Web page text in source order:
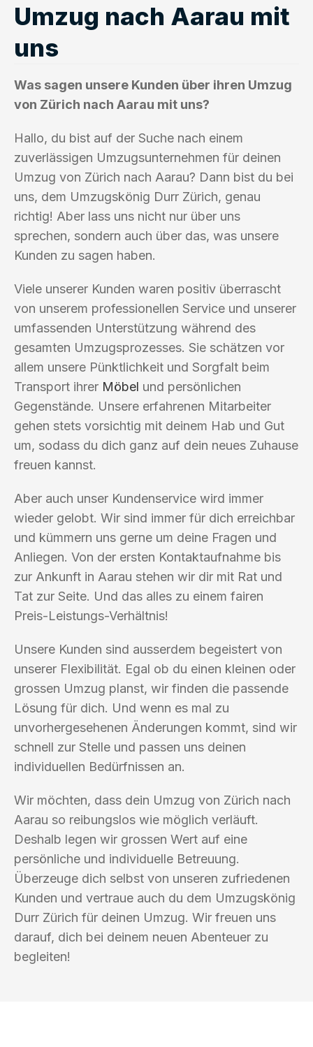
Umzug nach Aarau mit
uns
Was sagen unsere Kunden über ihren Umzug
von Zürich nach Aarau mit uns?
Hallo, du bist auf der Suche nach einem
zuverlässigen Umzugsunternehmen für deinen
Umzug von Zürich nach Aarau? Dann bist du bei
uns, dem Umzugskönig Durr Zürich, genau
richtig! Aber lass uns nicht nur über uns
sprechen, sondern auch über das, was unsere
Kunden zu sagen haben.
Viele unserer Kunden waren positiv überrascht
von unserem professionellen Service und unserer
umfassenden Unterstützung während des
gesamten Umzugsprozesses. Sie schätzen vor
allem unsere Pünktlichkeit und Sorgfalt beim
Transport ihrer Möbel und persönlichen
Gegenstände. Unsere erfahrenen Mitarbeiter
gehen stets vorsichtig mit deinem Hab und Gut
um, sodass du dich ganz auf dein neues Zuhause
freuen kannst.
Aber auch unser Kundenservice wird immer
wieder gelobt. Wir sind immer für dich erreichbar
und kümmern uns gerne um deine Fragen und
Anliegen. Von der ersten Kontaktaufnahme bis
zur Ankunft in Aarau stehen wir dir mit Rat und
Tat zur Seite. Und das alles zu einem fairen
Preis-Leistungs-Verhältnis!
Unsere Kunden sind ausserdem begeistert von
unserer Flexibilität. Egal ob du einen kleinen oder
grossen Umzug planst, wir finden die passende
Lösung für dich. Und wenn es mal zu
unvorhergesehenen Änderungen kommt, sind wir
schnell zur Stelle und passen uns deinen
individuellen Bedürfnissen an.
Wir möchten, dass dein Umzug von Zürich nach
Aarau so reibungslos wie möglich verläuft.
Deshalb legen wir grossen Wert auf eine
persönliche und individuelle Betreuung.
Überzeuge dich selbst von unseren zufriedenen
Kunden und vertraue auch du dem Umzugskönig
Durr Zürich für deinen Umzug. Wir freuen uns
darauf, dich bei deinem neuen Abenteuer zu
begleiten!